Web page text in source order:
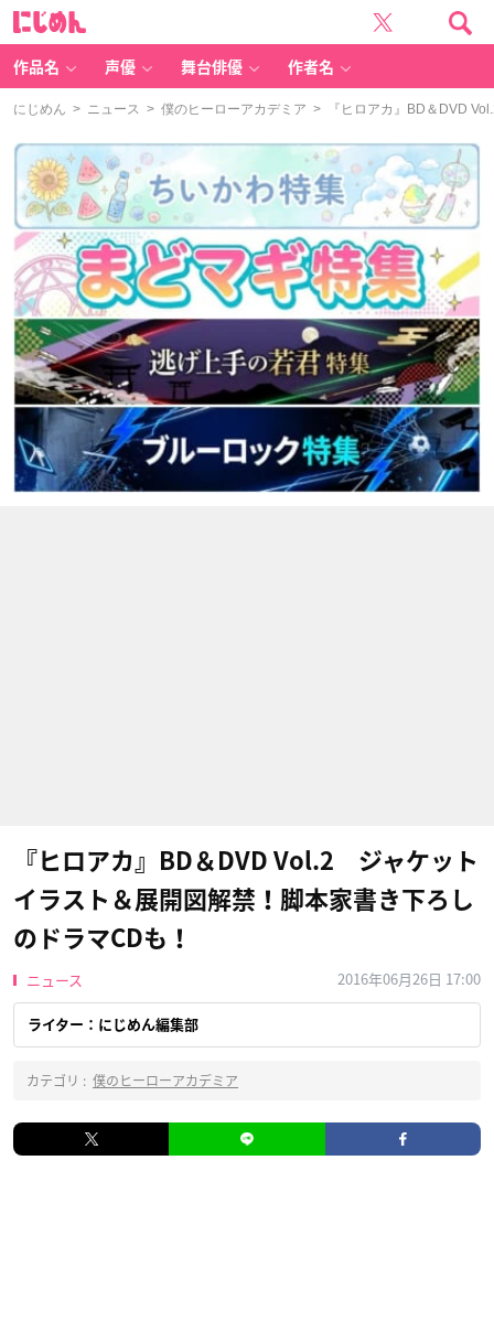
作品名 声優 舞台俳優 作者名
にじめん > ニュース > 僕のヒーローアカデミア > 『ヒロアカ』BD＆DVD
『ヒロアカ』BD＆DVD Vol.2 ジャケット
イラスト＆展開図解禁！脚本家書き下ろし
のドラマCDも！
ニュース 2016年06月26日 17:00
ライター：にじめん編集部
カテゴリ : 僕のヒーローアカデミア